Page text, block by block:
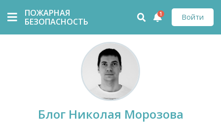
ПОЖАРНАЯ
БЕЗОПАСНОСТЬ
Войти
1
Блог Николая Морозова